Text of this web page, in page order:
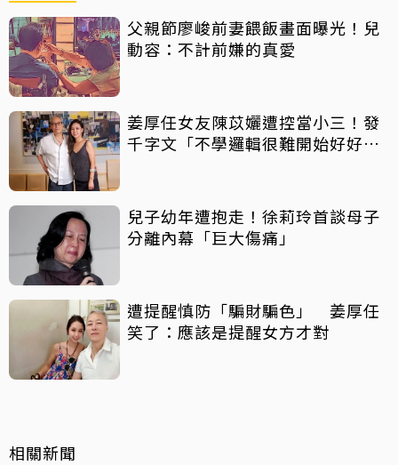
父親節廖峻前妻餵飯畫面曝光！兒
動容：不計前嫌的真愛
姜厚任女友陳苡孋遭控當小三！發
千字文「不學邏輯很難開始好好
兒子幼年遭抱走！徐莉玲首談母子
分離內幕「巨大傷痛」
遭提醒慎防「騙財騙色」 姜厚任
笑了：應該是提醒女方才對
相關新聞